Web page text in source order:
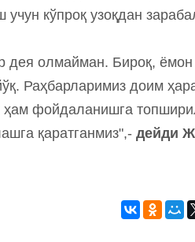
кўпроқ узоқдан
дея олмайман. Бироқ, ёмон
Раҳбарларимиз доим
ҳам фойдаланишга
қаратганмиз",- дейди